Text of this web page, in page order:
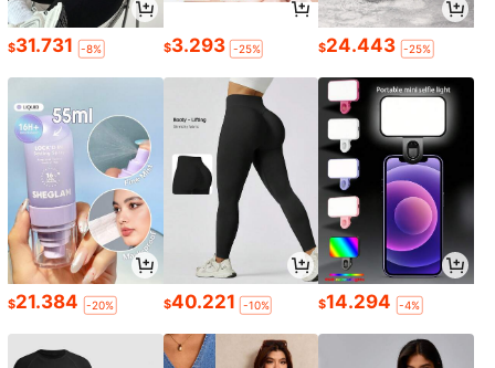
$31.731 -8% $3.293 -25% $24.443 -25%
$21.384 -20% $40.221 -10% $14.294 -4%